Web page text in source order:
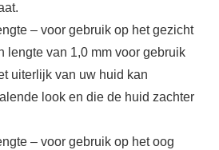
– voor gebruik op het gezicht
lengte van 1,0 mm voor gebruik
uiterlijk van uw huid kan
look en die de huid zachter
– voor gebruik op het oog